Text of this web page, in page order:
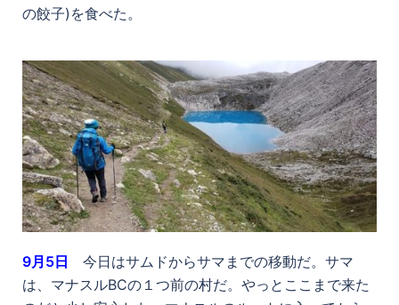
の餃子)を食べた。
9月5日 今日はサムドからサマまでの移動だ。サマ
は、マナスルBCの１つ前の村だ。やっとここまで来た